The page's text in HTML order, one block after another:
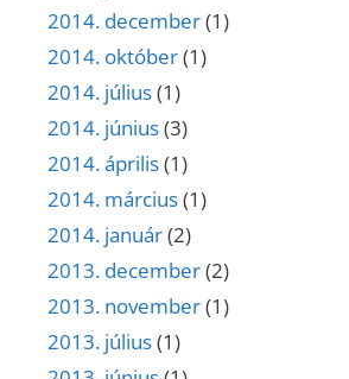
2014. december(1)
2014. október(1)
2014. július(1)
2014. június(3)
2014. április(1)
2014. március(1)
2014. január(2)
2013. december(2)
2013. november(1)
2013. július(1)